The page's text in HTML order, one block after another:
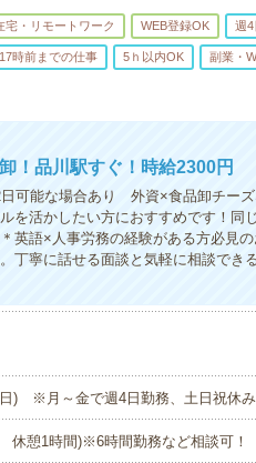
宅・リモートワーク WEB登録OK 週4
17時前までの仕事 5ｈ以内OK 副業・
！品川駅すぐ！時給2300円
日可能な場合あり 外資×食品卸チー
を活かしたい方におすすめです！同
英語×人事労務の経験がある方必見
丁寧に話せる面談と気軽に相談でき
) ※月～金で週4日勤務、土日祝休み
休憩1時間)※6時間勤務など相談可！